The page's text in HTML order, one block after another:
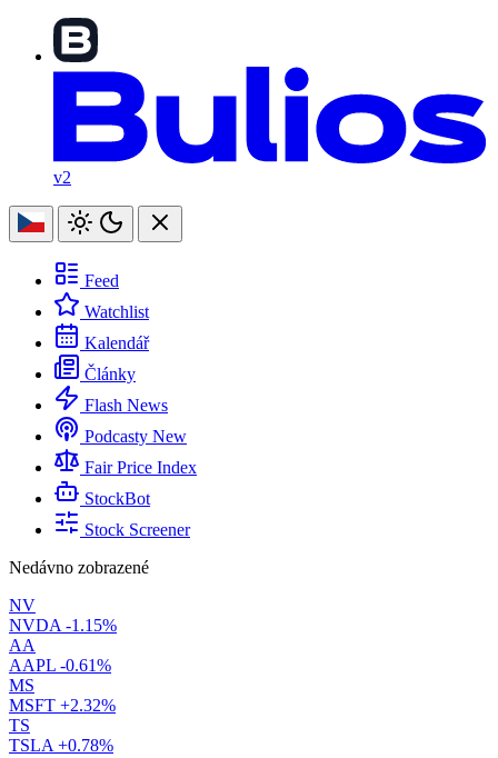
v2
Feed
Watchlist
Kalendář
Články
Flash News
Podcasty New
Fair Price Index
StockBot
Stock Screener
Nedávno zobrazené
NV
NVDA -1.15%
AA
AAPL -0.61%
MS
MSFT +2.32%
TS
TSLA +0.78%